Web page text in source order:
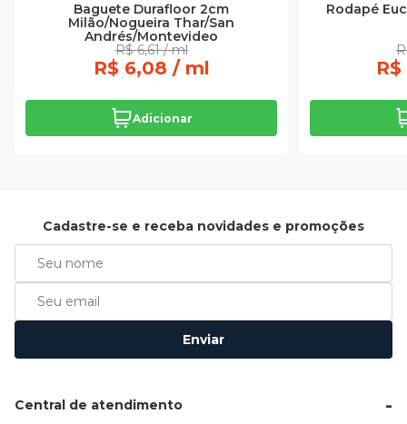
Baguete Durafloor 2cm
Milão/Nogueira Thar/San
Andrés/Montevideo
R$ 6,61 / ml
R$ 6,08 / ml
Adicionar
Rodapé
Cadastre-se e receba novidades e promoções
Enviar
Central de atendimento